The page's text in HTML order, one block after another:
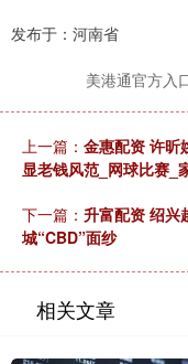
发布于：河南省
美港通官方入
上一篇： 金惠配资 许昕
显老钱风范_网球比赛_
下一篇： 升富配资 绍兴
城“CBD”面纱
相关文章